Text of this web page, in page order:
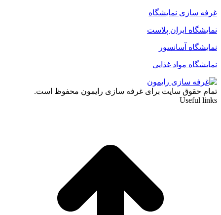
غرفه سازی نمایشگاه
نمایشگاه ایران پلاست
نمایشگاه آسانسور
نمایشگاه مواد غذایی
تمام حقوق سایت برای غرفه سازی رایمون محفوظ است.
Useful links